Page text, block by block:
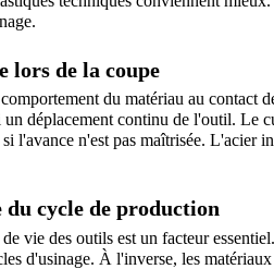
lors de la coupe
du matériau au
déplacement continu de l'outil. Le
l'avance n'est pas maîtrisée. L'acier
du cycle de production
vie des outils est un facteur
d'usinage. À l'inverse, les